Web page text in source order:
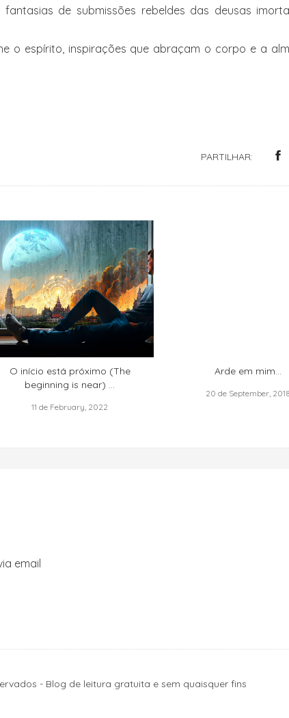
de submissões rebeldes das deusas
o espírito, inspirações que abraçam o corpo e a
PARTILHAR:
O início está próximo (The
beginning is near) …
11 de February, 2022
Arde em mim…
20 de September, 2018
email
- Blog de leitura gratuita e sem quaisquer fins